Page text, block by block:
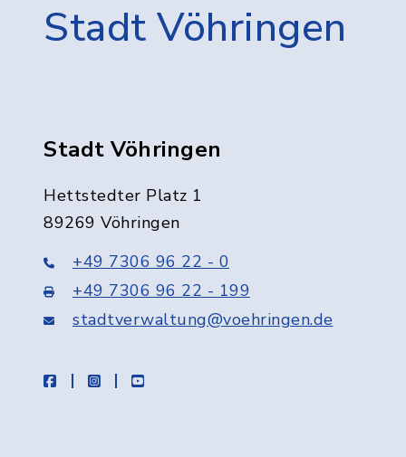
Stadt Vöhringen
Stadt Vöhringen
Hettstedter Platz 1
89269 Vöhringen
+49 7306 96 22 - 0
+49 7306 96 22 - 199
stadtverwaltung@voehringen.de
facebookinstagramyoutube